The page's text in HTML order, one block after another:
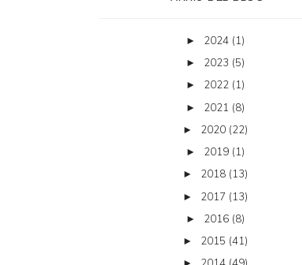
► 2024 (1)
► 2023 (5)
► 2022 (1)
► 2021 (8)
► 2020 (22)
► 2019 (1)
► 2018 (13)
► 2017 (13)
► 2016 (8)
► 2015 (41)